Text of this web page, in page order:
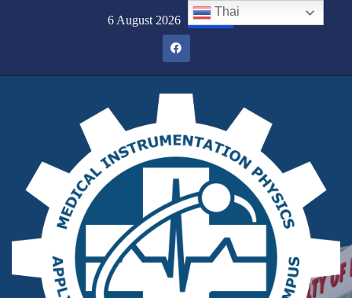
6 August 2026 10:11 น.
Thai